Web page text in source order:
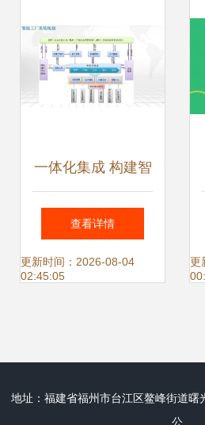
一体化集成 构建智
能工厂核心平台
——SRM、
架构
查看详情
更新时间：2026-08-04
02:45:05
更
地址：福建省福州市台江区鳌峰街道
公